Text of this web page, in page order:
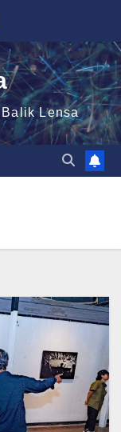
Lensa